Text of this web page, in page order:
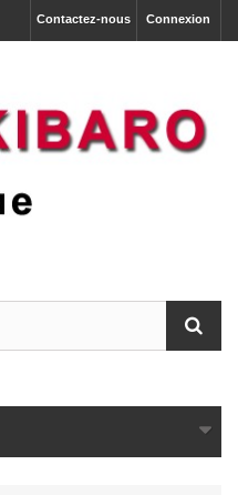
Connexion
Contactez-nous